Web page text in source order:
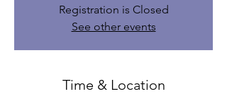
Registration is Closed
See other events
Time & Location